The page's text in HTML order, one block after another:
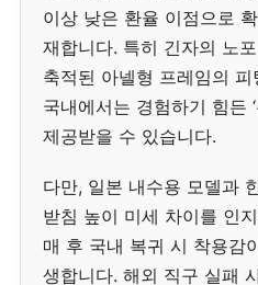
이상 낮은 환율 이점으로
재합니다. 특히 긴자의 노
축적된 아넬형 프레임의
국내에서는 경험하기 힘든
제공받을 수 있습니다.
다만, 일본 내수용 모델과
받침 높이 미세 차이를 인
매 후 국내 복귀 시 착용감
생합니다. 해외 직구 실패